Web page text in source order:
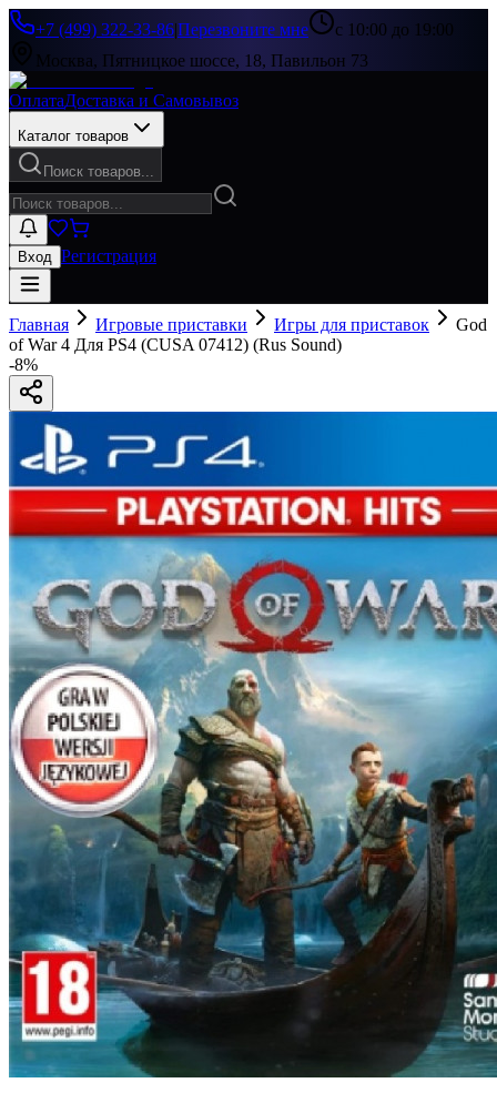
+7 (499) 322-33-86|Перезвоните мне
с 10:00 до 19:00
Москва, Пятницкое шоссе, 18, Павильон 73
ОплатаДоставка и Самовывоз
Каталог товаров
Поиск товаров...
Вход Регистрация
Главная Игровые приставки Игры для приставок
God
of War 4 Для PS4 (CUSA 07412) (Rus Sound)
-8%